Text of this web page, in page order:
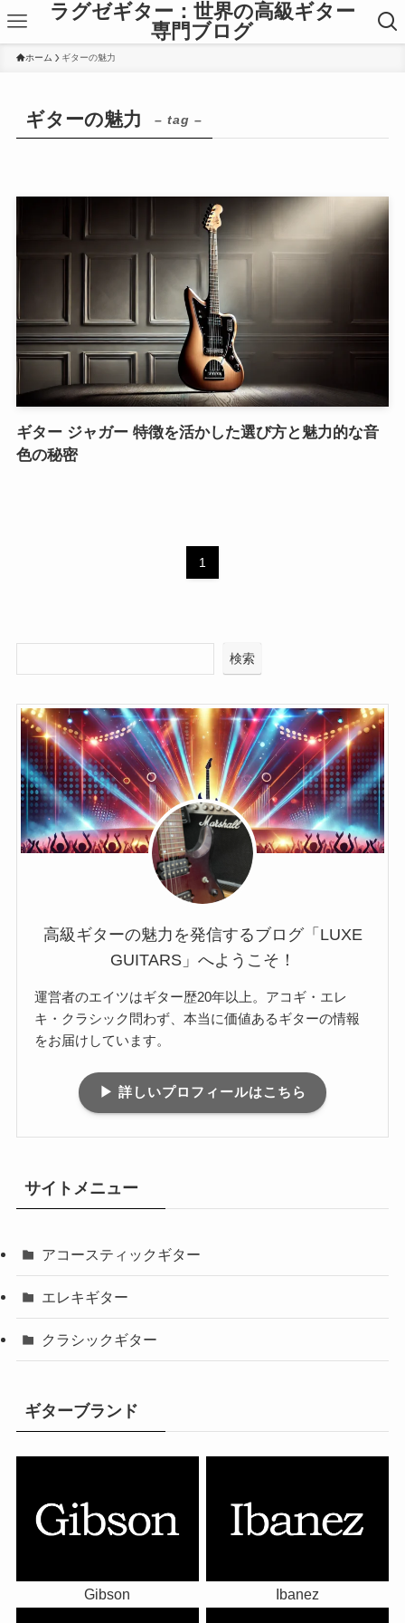
ラグゼギター：世界の高級ギター
専門ブログ
ホーム ギターの魅力
ギターの魅力 – tag –
ギター ジャガー 特徴を活かした選び方と魅力的な音
色の秘密
1
検索
高級ギターの魅力を発信するブログ「LUXE
GUITARS」へようこそ！
運営者のエイツはギター歴20年以上。アコギ・エレ
キ・クラシック問わず、本当に価値あるギターの情報
をお届けしています。
▶ 詳しいプロフィールはこちら
サイトメニュー
アコースティックギター
エレキギター
クラシックギター
ギターブランド
Gibson Ibanez